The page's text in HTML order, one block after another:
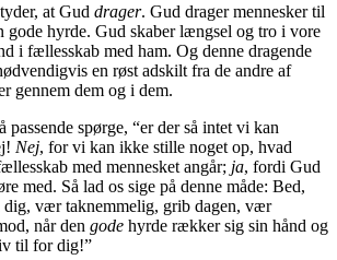
at Gud drager. Gud drager mennesker til
gode hyrde. Gud skaber længsel og tro i vore
i fællesskab med ham. Og denne dragende
en røst adskilt fra de andre af
gennem dem og i dem.
passende spørge, “er der så intet vi kan
Nej, for vi kan ikke stille noget op, hvad
med mennesket angår; ja, fordi Gud
med. Så lad os sige på denne måde: Bed,
vær taknemmelig, grib dagen, vær
når den gode hyrde rækker sig sin hånd og
til for dig!”